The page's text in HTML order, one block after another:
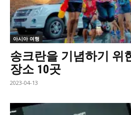
아시아 여행
송크란을 기념하기 위
장소 10곳
2023-04-13